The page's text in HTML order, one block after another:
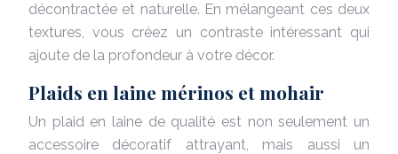
décontractée et naturelle. En mélangeant ces deux
textures, vous créez un contraste intéressant qui
ajoute de la profondeur à votre décor.
Plaids en laine mérinos et mohair
Un plaid en laine de qualité est non seulement un
accessoire décoratif attrayant, mais aussi un